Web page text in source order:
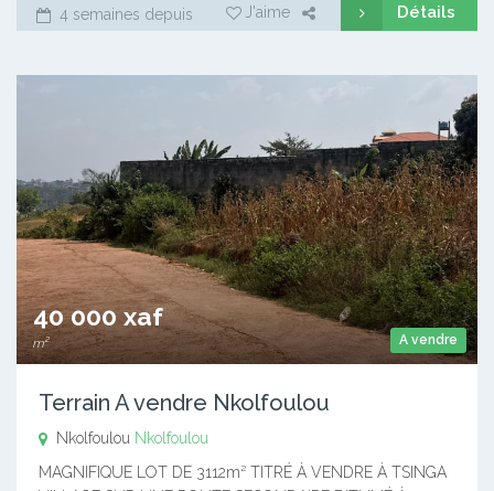
4 semaines depuis J'aime Détails
A vendre
40 000 xaf
m²
Terrain A vendre Nkolfoulou
Nkolfoulou Nkolfoulou
MAGNIFIQUE LOT DE 3112m² TITRÉ À VENDRE À TSINGA